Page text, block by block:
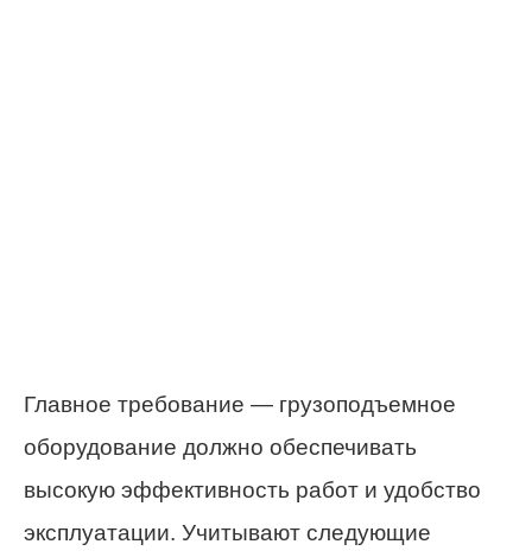
Главное требование — грузоподъемное
оборудование должно обеспечивать
высокую эффективность работ и удобство
эксплуатации. Учитывают следующие